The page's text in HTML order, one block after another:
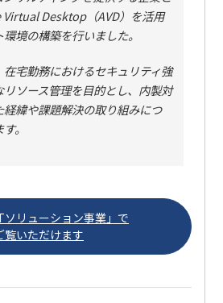
Virtual Desktop（AVD）を活用
境の構築を行いました。
在宅勤務におけるセキュリティ強
リソース管理を目的とし、内製対
経緯や課題解決の取り組みにつ
。
リューション事業」で
覧いただけます